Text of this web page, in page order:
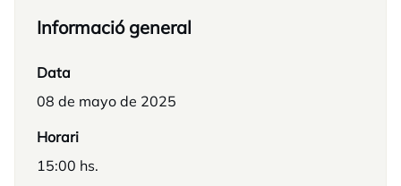
Informació general
Data
08 de mayo de 2025
Horari
15:00 hs.